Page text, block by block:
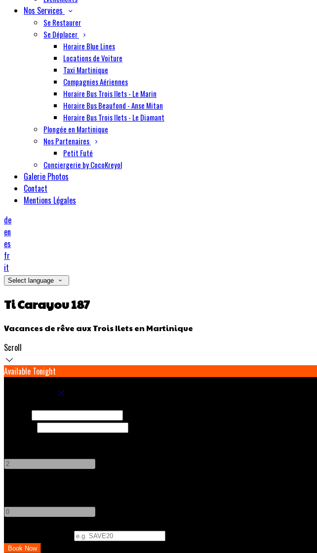
Nos Services
Se Restaurer
Se Déplacer
Horaire Blue Lines
Locations de Voiture
Taxi Martinique
Compagnies Aériennes
Horaire Bus Trois Ilets - Le Marin
Horaire Bus Beaufond - Anse Mitan
Horaire Bus Trois Ilets - Le Diamant
Plongée en Martinique
Nos Partenaires
Petit Futé
Conciergerie by CocoKreyol
Galerie Photos
Contact
Mentions Légales
de
en
es
fr
it
Select language
Ti Carayou 187
Vacances de rêve aux Trois Ilets en Martinique
Scroll
Available Tonight